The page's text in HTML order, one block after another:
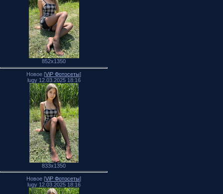
852x1350
Новое [ViP Фотосеты]
lugy 12.03.2025 18:16
833x1350
Новое [ViP Фотосеты]
lugy 12.03.2025 18:16